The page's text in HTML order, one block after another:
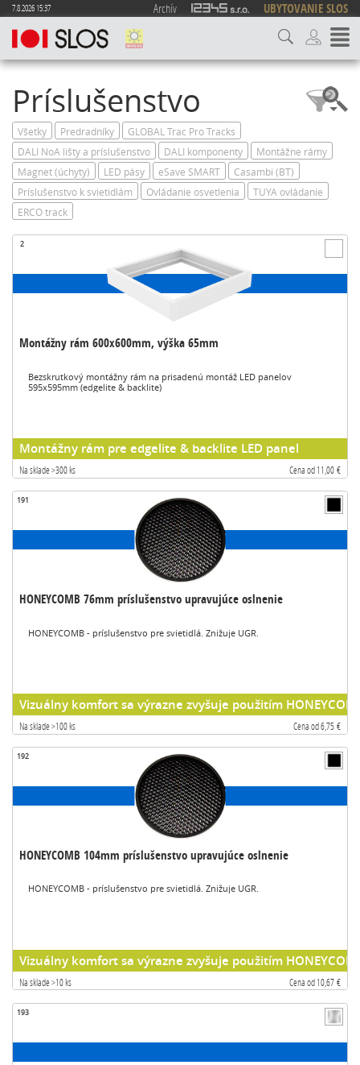
7.8.2026 15:37 Archív UBYTOVANIE SLOS
Príslušenstvo
Všetky Predradníky
GLOBAL Trac Pro Tracks
DALI NoA lišty a príslušenstvo
DALI komponenty
Montážne rámy
Magnet (úchyty)
LED pásy eSave SMART
Casambi (BT)
Príslušenstvo k svietidlám
Ovládanie osvetlenia
TUYA ovládanie
ERCO track
2
Montážny rám 600x600mm, výška 65mm
Bezskrutkový montážny rám na prisadenú montáž LED panelov
595x595mm (edgelite & backlite)
Montážny rám pre edgelite & backlite LED panel
Na sklade >300 ks Cena od 11,00 €
191
HONEYCOMB 76mm príslušenstvo upravujúce oslnenie
HONEYCOMB - príslušenstvo pre svietidlá. Znižuje UGR.
Vizuálny komfort sa výrazne zvyšuje použitím
Na sklade >100 ks Cena od 6,75 €
192
HONEYCOMB 104mm príslušenstvo upravujúce oslnenie
HONEYCOMB - príslušenstvo pre svietidlá. Znižuje UGR.
Vizuálny komfort sa výrazne zvyšuje použitím
Na sklade >10 ks Cena od 10,67 €
193